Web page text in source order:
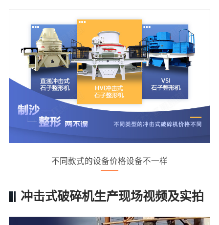
不同款式的设备价格设备不一样
冲击式破碎机生产现场视频及实拍